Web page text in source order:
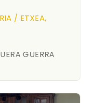
/ ETXEA,
GUERRA